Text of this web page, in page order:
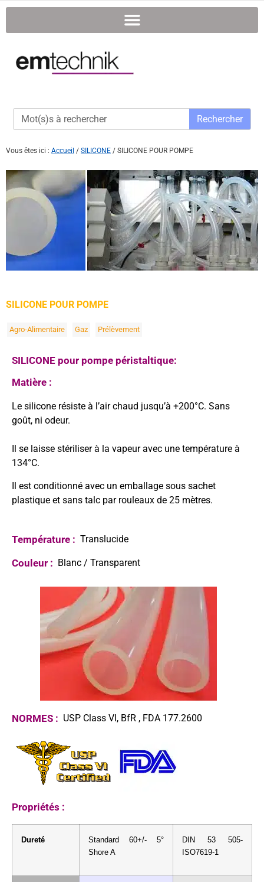
Rechercher
Vous êtes ici : Accueil / SILICONE / SILICONE POUR POMPE
SILICONE POUR POMPE
Agro-Alimentaire Gaz Prélèvement
SILICONE pour pompe péristaltique:
Matière :
Le silicone résiste à l’air chaud jusqu’à +200°C. Sans
goût, ni odeur.
Il se laisse stériliser à la vapeur avec une température à
134°C.
Il est conditionné avec un emballage sous sachet
plastique et sans talc par rouleaux de 25 mètres.
Température : Translucide
Couleur : Blanc / Transparent
NORMES : USP Class VI, BfR , FDA 177.2600
Propriétés :
Dureté
Standard 60+/- 5°
Shore A
DIN 53 505-
ISO7619-1